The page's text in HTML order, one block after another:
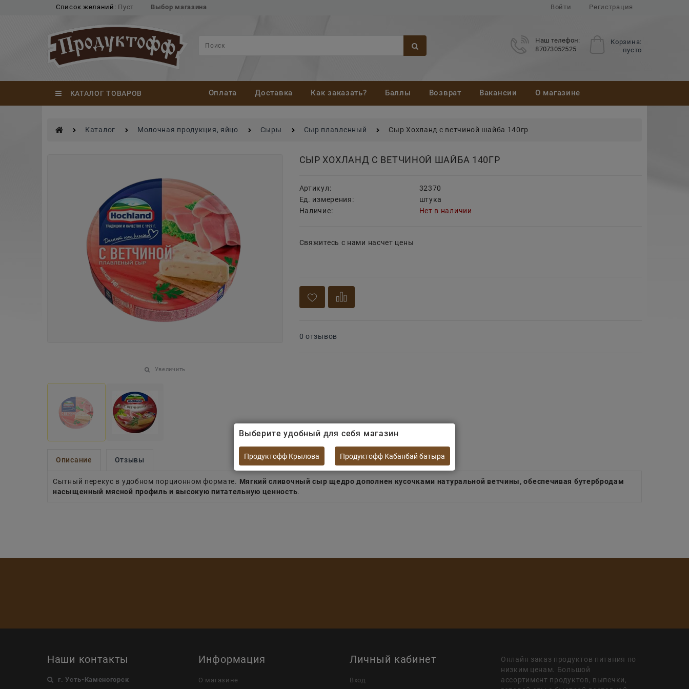
Список желаний: Пуст Выбор магазина Войти Регистрация
Корзина:
пусто
Наш телефон:
87073052525
КАТАЛОГ ТОВАРОВ Оплата Доставка Как заказать? Баллы Возврат Вакансии О магазине
Каталог Молочная продукция, яйцо Сыры Сыр плавленный Сыр Хохланд с ветчиной шайба 140гр
Увеличить
СЫР ХОХЛАНД С ВЕТЧИНОЙ ШАЙБА 140ГР
Артикул:
32370
Ед. измерения:
штука
Наличие:
Нет в наличии
Свяжитесь с нами насчет цены
0 отзывов
Описание Отзывы
Сытный перекус в удобном порционном формате. Мягкий сливочный сыр щедро дополнен кусочками натуральной ветчины, обеспечивая бутербродам
насыщенный мясной профиль и высокую питательную ценность.
Наши контакты
г. Усть-Каменогорск
Информация
О магазине
Личный кабинет
Вход
Онлайн заказ продуктов питания по
низким ценам. Большой
ассортимент продуктов, выпечки,
Выберите удобный для себя магазин
Продуктофф Крылова Продуктофф Кабанбай батыра